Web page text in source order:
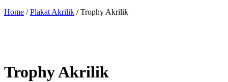
Home /Plakat Akrilik / Trophy Akrilik
Trophy Akrilik